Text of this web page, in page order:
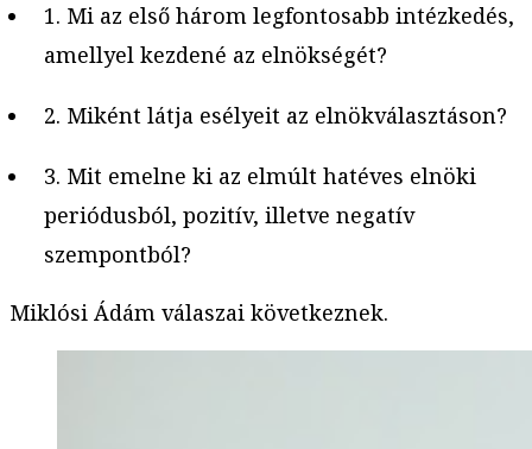
1. Mi az első három legfontosabb intézkedés,
amellyel kezdené az elnökségét?
2. Miként látja esélyeit az elnökválasztáson?
3. Mit emelne ki az elmúlt hatéves elnöki
periódusból, pozitív, illetve negatív
szempontból?
Miklósi Ádám válaszai következnek.